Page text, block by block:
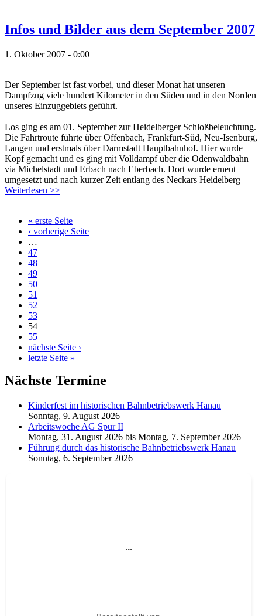
Infos und Bilder aus dem September 2007
1. Oktober 2007 - 0:00
Der September ist fast vorbei, und dieser Monat hat unseren
Dampfzug viele hundert Kilometer in den Süden und in den Norden
unseres Einzuggebiets geführt.
Los ging es am 01. September zur Heidelberger Schloßbeleuchtung.
Die Fahrtroute führte über Offenbach, Frankfurt-Süd, Neu-Isenburg,
Langen und erstmals über Darmstadt Hauptbahnhof. Hier wurde
Kopf gemacht und es ging mit Volldampf über die Odenwaldbahn
via Michelstadt und Erbach nach Eberbach. Dort wurde erneut
umgesetzt und nach kurzer Zeit entlang des Neckars Heidelberg
Weiterlesen >>
« erste Seite
‹ vorherige Seite
…
47
48
49
50
51
52
53
54
55
nächste Seite ›
letzte Seite »
Nächste Termine
Kinderfest im historischen Bahnbetriebswerk Hanau
Sonntag, 9. August 2026
Arbeitswoche AG Spur II
Montag, 31. August 2026 bis Montag, 7. September 2026
Führung durch das historische Bahnbetriebswerk Hanau
Sonntag, 6. September 2026